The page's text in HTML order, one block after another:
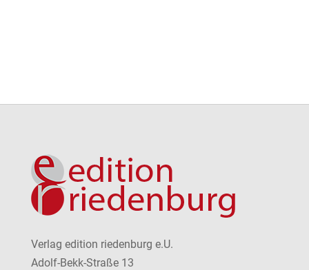
Verlag edition riedenburg e.U.
Adolf-Bekk-Straße 13